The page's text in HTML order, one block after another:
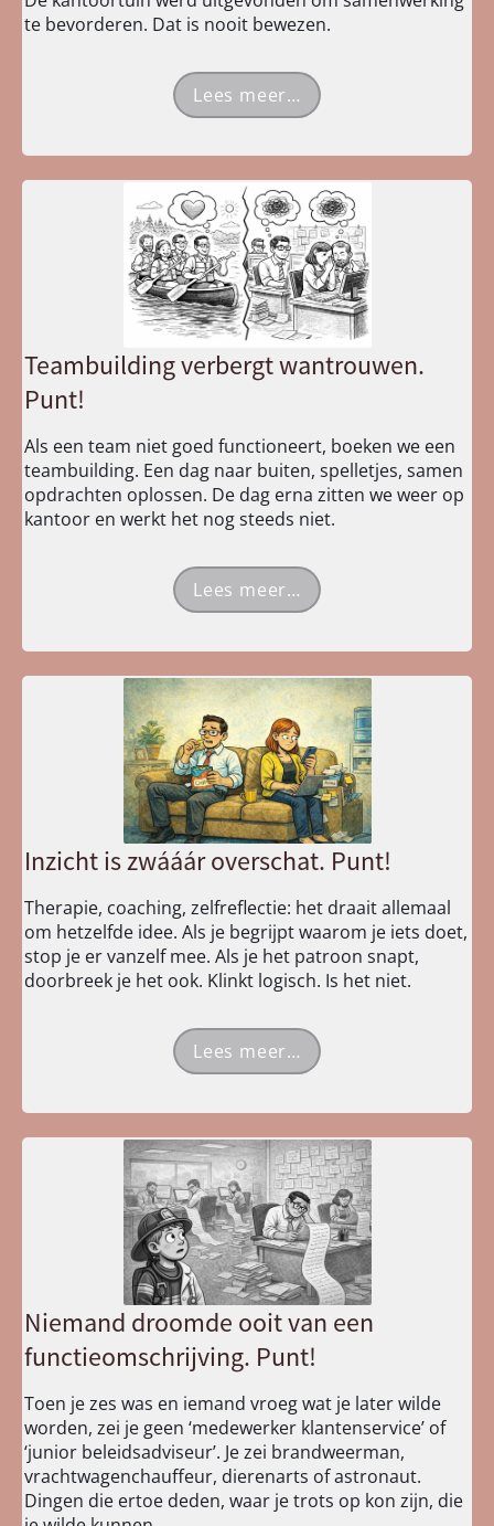
te bevorderen. Dat is nooit bewezen.
Lees meer…
Teambuilding verbergt wantrouwen.
Punt!
Als een team niet goed functioneert, boeken we een
teambuilding. Een dag naar buiten, spelletjes, samen
opdrachten oplossen. De dag erna zitten we weer op
kantoor en werkt het nog steeds niet.
Lees meer…
Inzicht is zwááár overschat. Punt!
Therapie, coaching, zelfreflectie: het draait allemaal
om hetzelfde idee. Als je begrijpt waarom je iets doet,
stop je er vanzelf mee. Als je het patroon snapt,
doorbreek je het ook. Klinkt logisch. Is het niet.
Lees meer…
Niemand droomde ooit van een
functieomschrijving. Punt!
Toen je zes was en iemand vroeg wat je later wilde
worden, zei je geen ‘medewerker klantenservice’ of
‘junior beleidsadviseur’. Je zei brandweerman,
vrachtwagenchauffeur, dierenarts of astronaut.
Dingen die ertoe deden, waar je trots op kon zijn, die